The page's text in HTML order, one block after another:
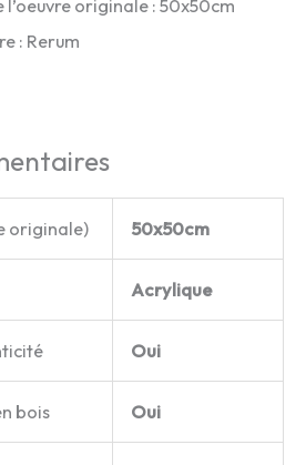
l’oeuvre originale : 50x50cm
: Rerum
originale) 50x50cm
Acrylique
Oui
bois Oui